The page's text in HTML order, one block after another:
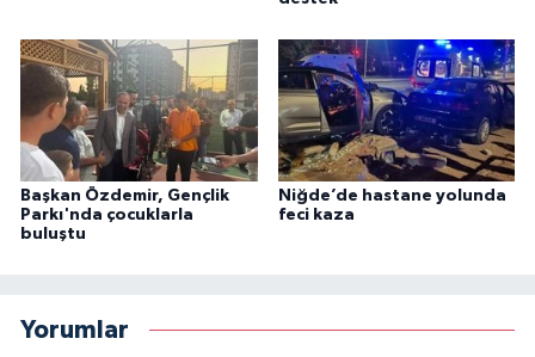
Başkan Özdemir, Gençlik
Parkı'nda çocuklarla
buluştu
Niğde’de hastane yolunda
feci kaza
Yorumlar